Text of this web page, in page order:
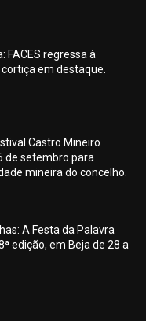
FACES regressa à
em destaque.
Castro Mineiro
de setembro para
mineira do concelho.
A Festa da Palavra
edição, em Beja de 28 a